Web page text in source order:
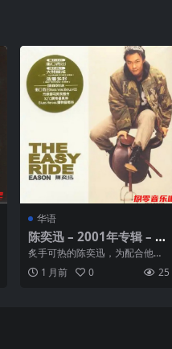
华语
陈奕迅 – 2001年专辑 – T
he Easy Ride -Flac
炙手可热的陈奕迅，为配合他在
十一月举行的演唱会，推出最新
广东唱碟《The Eas...
1 月前 0 25